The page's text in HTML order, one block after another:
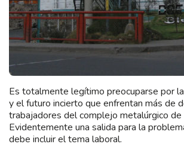
Es totalmente legítimo preocuparse por
y el futuro incierto que enfrentan más de
trabajadores del complejo metalúrgico de
Evidentemente una salida para la
debe incluir el tema laboral.